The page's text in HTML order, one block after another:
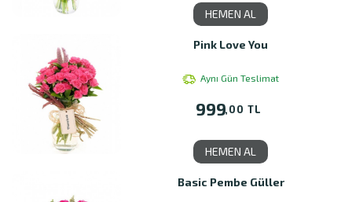
HEMEN AL
Pink Love You
Aynı Gün Teslimat
999,00 TL
HEMEN AL
Basic Pembe Güller